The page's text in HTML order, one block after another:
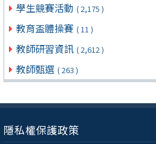
學生競賽活動 ( 2,175 )
教育盃體操賽 ( 11 )
教師研習資訊 ( 2,612 )
教師甄選 ( 263 )
隱私權保護政策